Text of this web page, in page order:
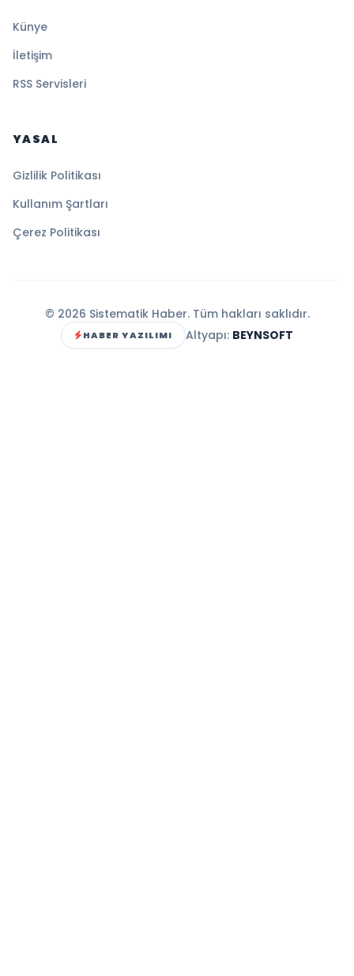
Künye
İletişim
RSS Servisleri
YASAL
Gizlilik Politikası
Kullanım Şartları
Çerez Politikası
© 2026 Sistematik Haber. Tüm hakları saklıdır.
HABER YAZILIMI Altyapı: BEYNSOFT